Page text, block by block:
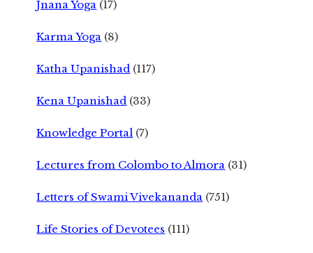
Jnana Yoga (17)
Karma Yoga (8)
Katha Upanishad (117)
Kena Upanishad (33)
Knowledge Portal (7)
Lectures from Colombo to Almora (31)
Letters of Swami Vivekananda (751)
Life Stories of Devotees (111)